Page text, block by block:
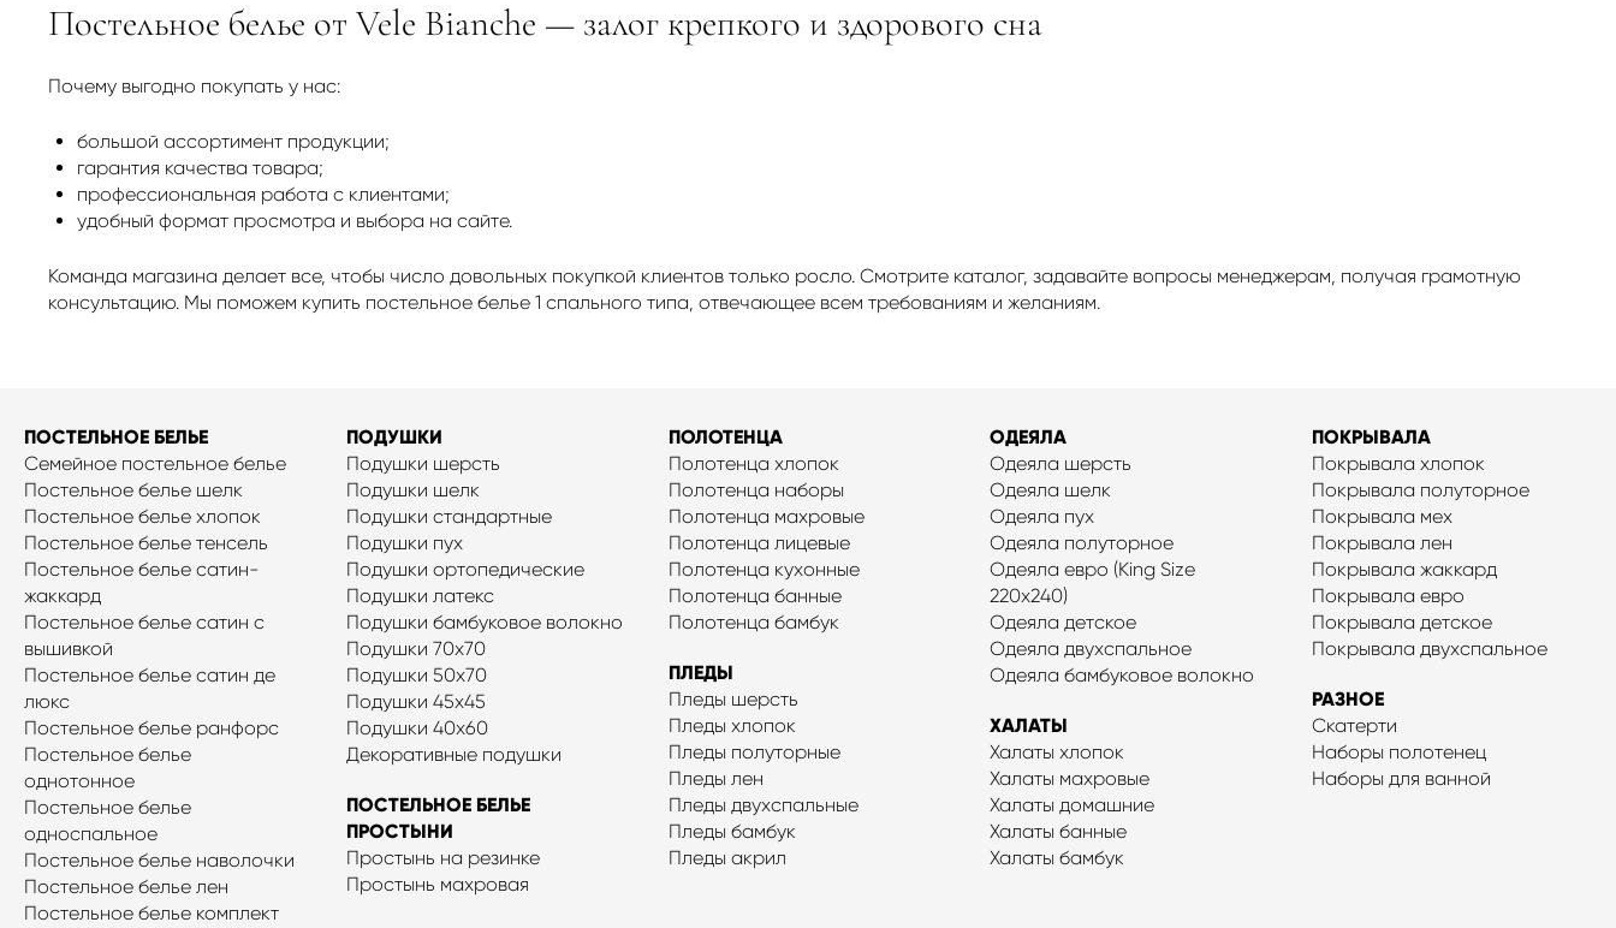
Постельное белье от Vele Bianche — залог крепкого и здорового сна
Почему выгодно покупать у нас:
большой ассортимент продукции;
гарантия качества товара;
профессиональная работа с клиентами;
удобный формат просмотра и выбора на сайте.
Команда магазина делает все, чтобы число довольных покупкой клиентов только росло. Смотрите каталог, задавайте вопросы менеджерам, получая грамотную
консультацию. Мы поможем купить постельное белье 1 спального типа, отвечающее всем требованиям и желаниям.
ПОСТЕЛЬНОЕ БЕЛЬЕ
Семейное постельное белье
Постельное белье шелк
Постельное белье хлопок
Постельное белье тенсель
Постельное белье сатин-
жаккард
Постельное белье сатин с
вышивкой
Постельное белье сатин де
люкс
Постельное белье ранфорс
Постельное белье
однотонное
Постельное белье
односпальное
Постельное белье наволочки
Постельное белье лен
Постельное белье комплект
ПОДУШКИ
Подушки шерсть
Подушки шелк
Подушки стандартные
Подушки пух
Подушки ортопедические
Подушки латекс
Подушки бамбуковое волокно
Подушки 70x70
Подушки 50x70
Подушки 45x45
Подушки 40х60
Декоративные подушки
ПОСТЕЛЬНОЕ БЕЛЬЕ
ПРОСТЫНИ
Простынь на резинке
Простынь махровая
ПОЛОТЕНЦА
Полотенца хлопок
Полотенца наборы
Полотенца махровые
Полотенца лицевые
Полотенца кухонные
Полотенца банные
Полотенца бамбук
ПЛЕДЫ
Пледы шерсть
Пледы хлопок
Пледы полуторные
Пледы лен
Пледы двухспальные
Пледы бамбук
Пледы акрил
ОДЕЯЛА
Одеяла шерсть
Одеяла шелк
Одеяла пух
Одеяла полуторное
Одеяла евро (King Size
220x240)
Одеяла детское
Одеяла двухспальное
Одеяла бамбуковое волокно
ХАЛАТЫ
Халаты хлопок
Халаты махровые
Халаты домашние
Халаты банные
Халаты бамбук
ПОКРЫВАЛА
Покрывала хлопок
Покрывала полуторное
Покрывала мех
Покрывала лен
Покрывала жаккард
Покрывала евро
Покрывала детское
Покрывала двухспальное
РАЗНОЕ
Скатерти
Наборы полотенец
Наборы для ванной